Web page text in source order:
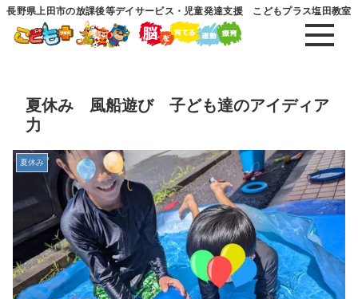
長野県上田市の放課後等デイサービス・児童発達支援 こどもプラス塩田教室
夏休み 風船遊び 子ども達のアイディア
力
夏休み